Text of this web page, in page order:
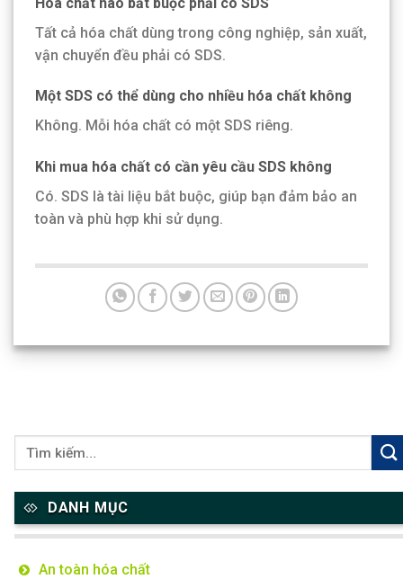
Tất cả hóa chất dùng trong công nghiệp, sản xuất,
vận chuyển đều phải có SDS.
Một SDS có thể dùng cho nhiều hóa chất không
Không. Mỗi hóa chất có một SDS riêng.
Khi mua hóa chất có cần yêu cầu SDS không
Có. SDS là tài liệu bắt buộc, giúp bạn đảm bảo an
toàn và phù hợp khi sử dụng.
DANH MỤC
An toàn hóa chất